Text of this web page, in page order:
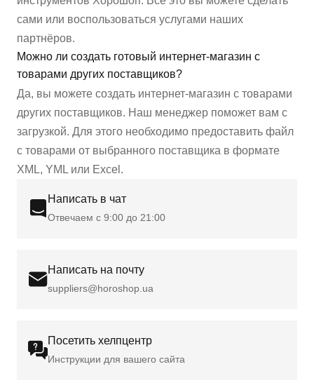
Написать в чат
Отвечаем с 9:00 до 21:00
Написать на почту
suppliers@horoshop.ua
Посетить хелпцентр
Инструкции для вашего сайта
сами или воспользоваться услугами наших
партнёров.
Можно ли создать готовый интернет-магазин с
товарами других поставщиков?
Да, вы можете создать интернет-магазин с товарами
других поставщиков. Наш менеджер поможет вам с
загрузкой. Для этого необходимо предоставить файл
с товарами от выбранного поставщика в формате
XML, YML или Excel.